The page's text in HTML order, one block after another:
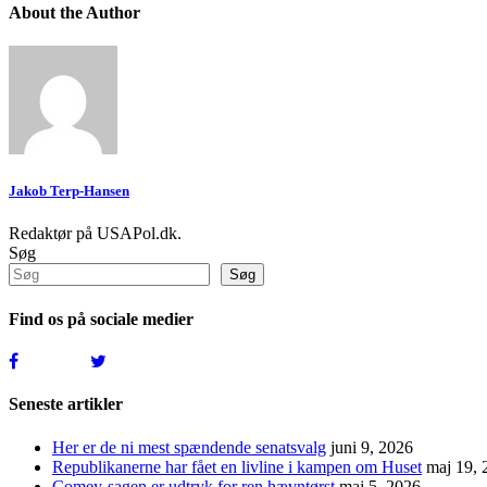
About the Author
Jakob Terp-Hansen
Redaktør på USAPol.dk.
Søg
Søg
Find os på sociale medier
Seneste artikler
Her er de ni mest spændende senatsvalg juni 9, 2026
Republikanerne har fået en livline i kampen om Huset maj 19,